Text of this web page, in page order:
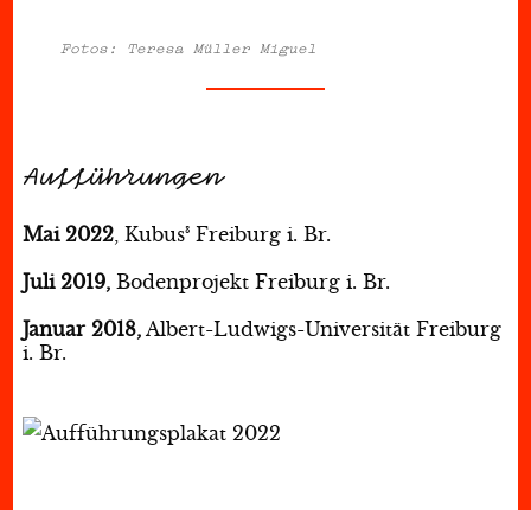
Fotos: Teresa Müller Miguel
Aufführungen
Mai 2022, Kubus³ Freiburg i. Br.
Juli 2019, Bodenprojekt Freiburg i. Br.
Januar 2018, Albert-Ludwigs-Universität Freiburg
i. Br.